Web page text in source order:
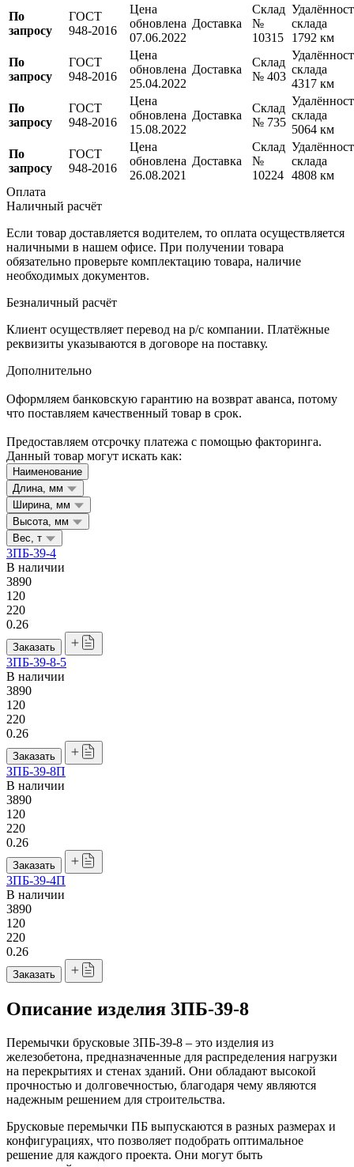
По
запросу
ГОСТ
948-2016
Цена
обновлена
07.06.2022
Доставка
Склад
№
10315
склада
1792 км
По
запросу
ГОСТ
948-2016
Цена
обновлена
25.04.2022
Доставка
Склад
№ 403
склада
4317 км
По
запросу
ГОСТ
948-2016
Цена
обновлена
15.08.2022
Доставка
Склад
№ 735
склада
5064 км
По
запросу
ГОСТ
948-2016
Цена
обновлена
26.08.2021
Доставка
Склад
№
10224
склада
4808 км
Оплата
Наличный расчёт
Если товар доставляется водителем, то оплата осуществляется
наличными в нашем офисе. При получении товара
обязательно проверьте комплектацию товара, наличие
необходимых документов.
Безналичный расчёт
Клиент осуществляет перевод на р/с компании. Платёжные
реквизиты указываются в договоре на поставку.
Дополнительно
Оформляем банковскую гарантию на возврат аванса, потому
что поставляем качественный товар в срок.
Предоставляем отсрочку платежа с помощью факторинга.
Данный товар могут искать как:
Наименование
Длина, мм
Ширина, мм
Высота, мм
Вес, т
3ПБ-39-4
В наличии
3890
120
220
0.26
Заказать
3ПБ-39-8-5
В наличии
3890
120
220
0.26
Заказать
ЗПБ-39-8П
В наличии
3890
120
220
0.26
Заказать
3ПБ-39-4П
В наличии
3890
120
220
0.26
Заказать
Описание изделия 3ПБ-39-8
Перемычки брусковые 3ПБ-39-8 – это изделия из
железобетона, предназначенные для распределения нагрузки
на перекрытиях и стенах зданий. Они обладают высокой
прочностью и долговечностью, благодаря чему являются
надежным решением для строительства.
Брусковые перемычки ПБ выпускаются в разных размерах и
конфигурациях, что позволяет подобрать оптимальное
решение для каждого проекта. Они могут быть